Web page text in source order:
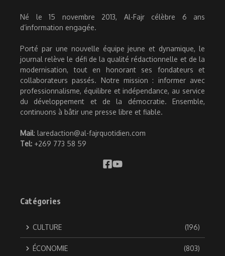
Né le 15 novembre 2013, Al-Fajr célèbre 6 ans
d’information engagée.
Porté par une nouvelle équipe jeune et dynamique, le
journal relève le défi de la qualité rédactionnelle et de la
modernisation, tout en honorant ses fondateurs et
collaborateurs passés. Notre mission : informer avec
professionnalisme, équilibre et indépendance, au service
du développement et de la démocratie. Ensemble,
continuons à bâtir une presse libre et fiable.
Mail: laredaction@al-fajrquotidien.com
Tel: +269 773 58 59
Catégories
CULTURE (196)
ÉCONOMIE (803)